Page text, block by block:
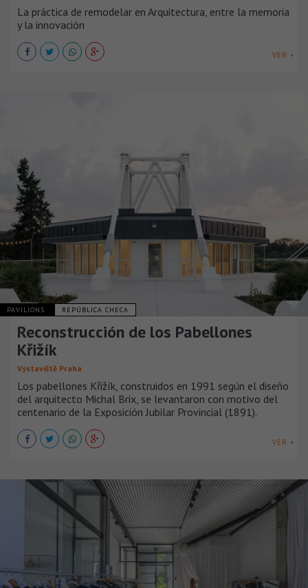
La práctica de remodelar en Arquitectura, entre la memoria
y la innovación
VER +
PAVILIONS REPÚBLICA CHECA
Reconstrucción de los Pabellones
Křižík
Výstaviště Praha
Los pabellones Křižík, construidos en 1991 según el diseño
del arquitecto Michal Brix, se levantaron con motivo del
centenario de la Exposición Jubilar Provincial (1891).
VER +